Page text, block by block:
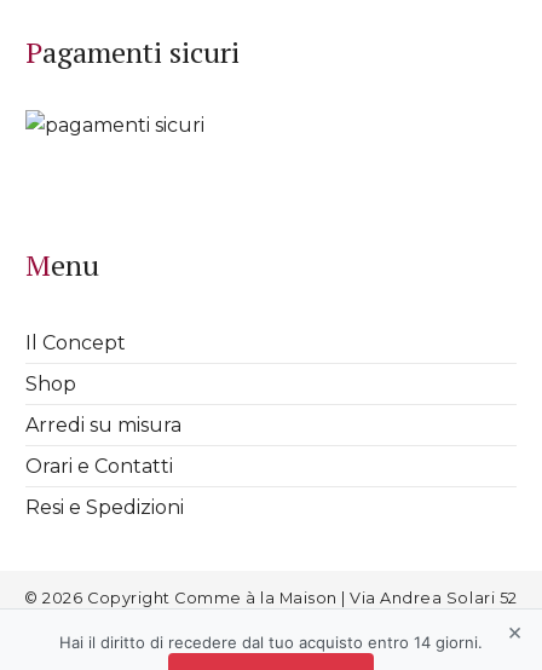
Pagamenti sicuri
Menu
Il Concept
Shop
Arredi su misura
Orari e Contatti
Resi e Spedizioni
© 2026 Copyright Comme à la Maison | Via Andrea Solari 52
Informativa Privacy | Termini e Condizioni |
Aggiorna le
preferenze sui cookie
Hai il diritto di recedere dal tuo acquisto entro 14 giorni. ×